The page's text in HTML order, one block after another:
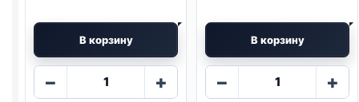
В корзину
−
Количество
+
В корзину
−
Количество
+